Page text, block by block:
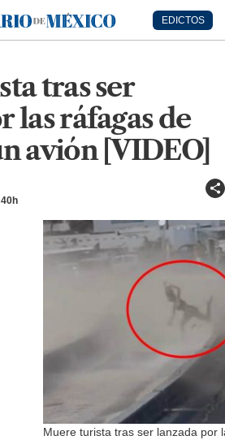
EDICTOS
tras ser
las ráfagas de
avión [VIDEO]
Muere turista tras ser lanzada por